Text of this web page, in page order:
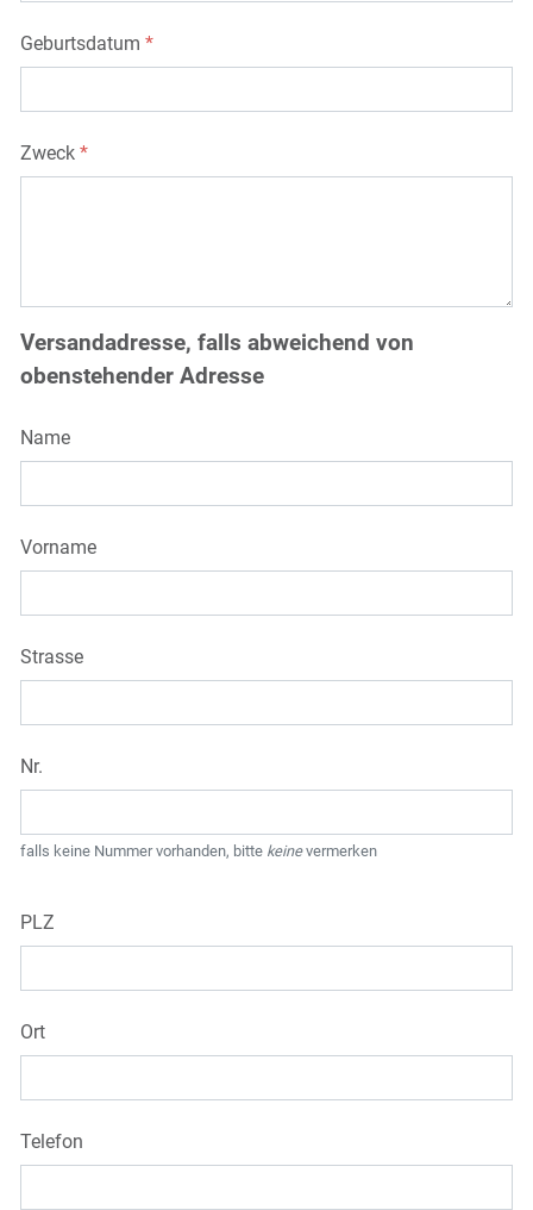
Geburtsdatum *
Zweck *
Versandadresse, falls abweichend von
obenstehender Adresse
Name
Vorname
Strasse
Nr.
falls keine Nummer vorhanden, bitte keinevermerken
PLZ
Ort
Telefon